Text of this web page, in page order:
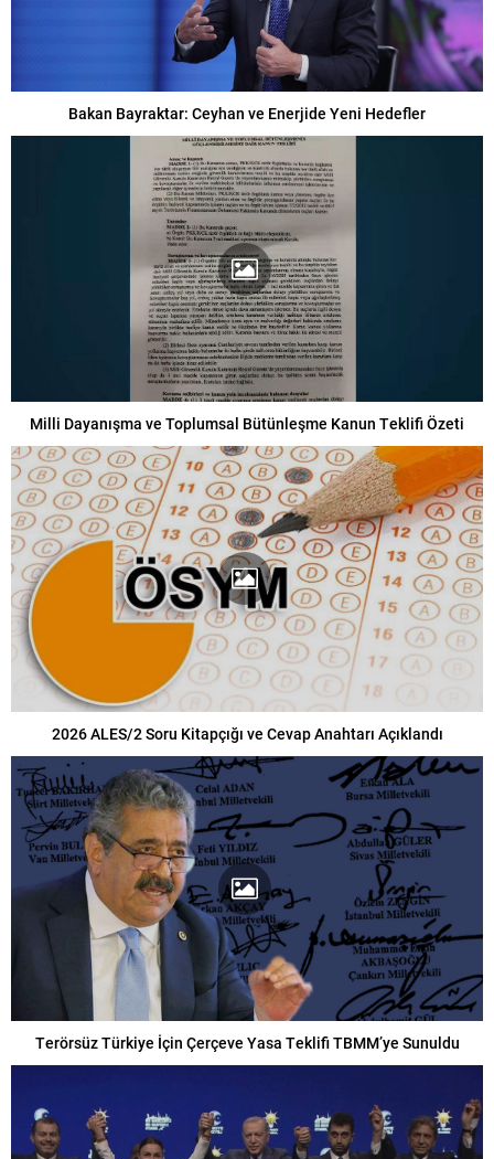
Bakan Bayraktar: Ceyhan ve Enerjide Yeni Hedefler
Milli Dayanışma ve Toplumsal Bütünleşme Kanun Teklifi Özeti
2026 ALES/2 Soru Kitapçığı ve Cevap Anahtarı Açıklandı
Terörsüz Türkiye İçin Çerçeve Yasa Teklifi TBMM’ye Sunuldu